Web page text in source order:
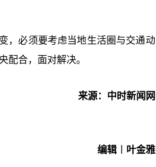
，必须要考虑当地生活圈与交通动
配合，面对解决。
来源：中时新闻网
编辑︱叶金雅